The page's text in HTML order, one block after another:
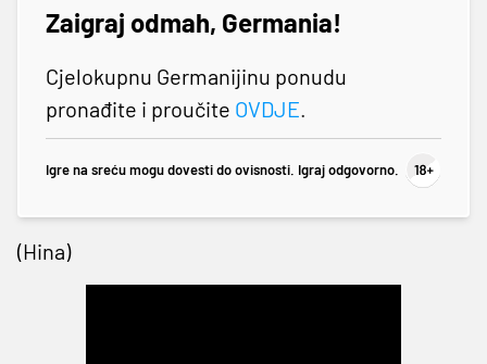
Zaigraj odmah, Germania!
Cjelokupnu Germanijinu ponudu
pronađite i proučite OVDJE.
Igre na sreću mogu dovesti do ovisnosti. Igraj odgovorno.
(Hina)